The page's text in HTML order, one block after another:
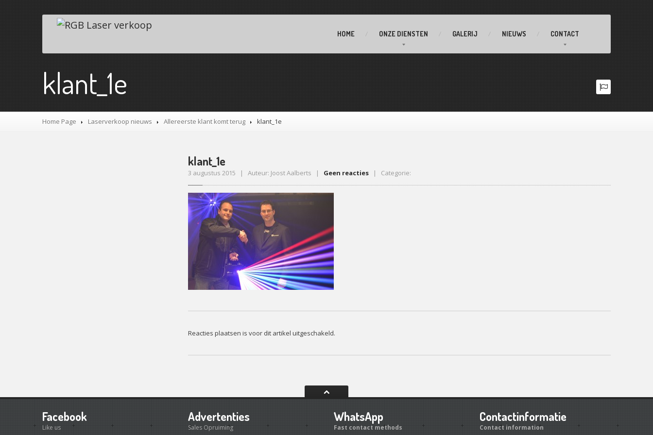
HOME ONZE DIENSTEN GALERIJ NIEUWS CONTACT
klant_1e
Home Page Laserverkoop nieuws Allereerste klant komt terug klant_1e
klant_1e
3 augustus 2015 | Auteur: Joost Aalberts | Geen reacties | Categorie:
Reacties plaatsen is voor dit artikel uitgeschakeld.
Facebook
Like us
Advertenties
Sales Opruiming
WhatsApp
Fast contact methods
Contactinformatie
Contact information